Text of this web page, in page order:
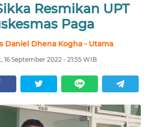
Resmikan UPT
Paga
Daniel Dhena Kogha - Utama
16 September 2022 - 21:55 WIB